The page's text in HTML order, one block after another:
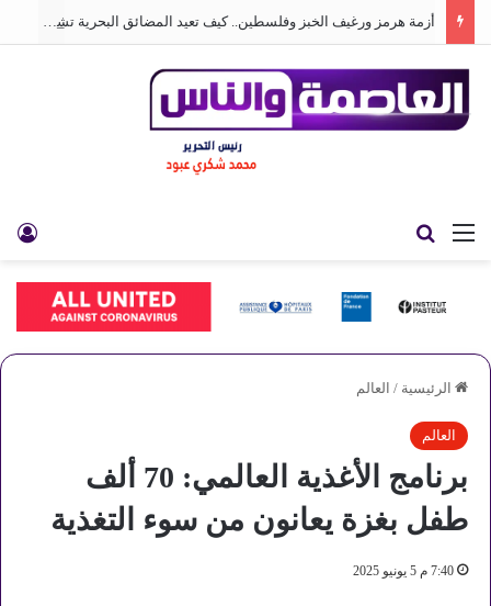
أزمة هرمز ورغيف الخبز وفلسطين.. كيف تعيد المضائق البحرية تشكيل العالم
القائمة
الرئيسية / العالم
العالم
برنامج الأغذية العالمي: 70 ألف
طفل بغزة يعانون من سوء التغذية
7:40 م 5 يونيو 2025